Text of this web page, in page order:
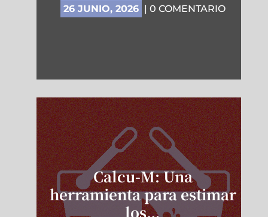
26 JUNIO, 2026 | 0 COMENTARIO
Calcu-M: Una
herramienta para estimar
los…